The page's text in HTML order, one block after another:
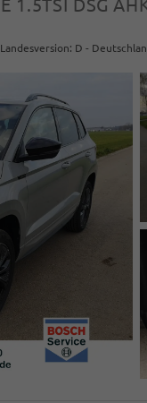
1.5TSI DSG
D -